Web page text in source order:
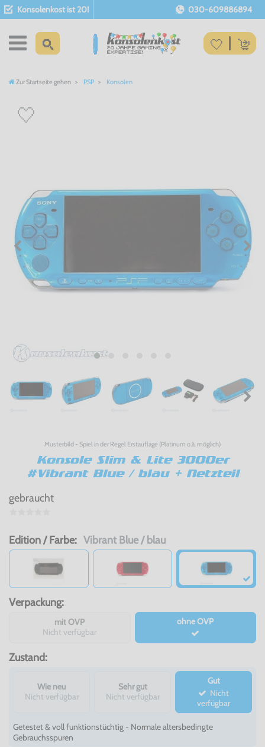
Konsolenkost ist 20! 030-609886894
Zur Startseite gehen PSP Konsolen
Musterbild - Spiel in der Regel Erstauflage (Platinum o.ä. möglich)
Konsole Slim & Lite 3000er
#Vibrant Blue / blau + Netzteil
gebraucht
Edition / Farbe: Vibrant Blue / blau
Verpackung:
mit OVP
Nicht verfügbar
ohne OVP
Zustand:
Wie neu
Nicht verfügbar
Sehr gut
Nicht verfügbar
Gut
verfügbar
Getestet & voll funktionstüchtig - Normale altersbedingte
Gebrauchsspuren